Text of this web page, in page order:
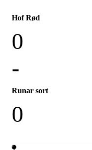
Hof Rød
0
-
Runar sort
0